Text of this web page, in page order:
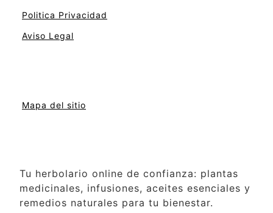
Politica Privacidad
Aviso Legal
Mapa del sitio
Tu herbolario online de confianza: plantas
medicinales, infusiones, aceites esenciales y
remedios naturales para tu bienestar.